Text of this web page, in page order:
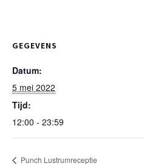
GEGEVENS
Datum:
5 mei 2022
Tijd:
12:00 - 23:59
Punch Lustrumreceptie